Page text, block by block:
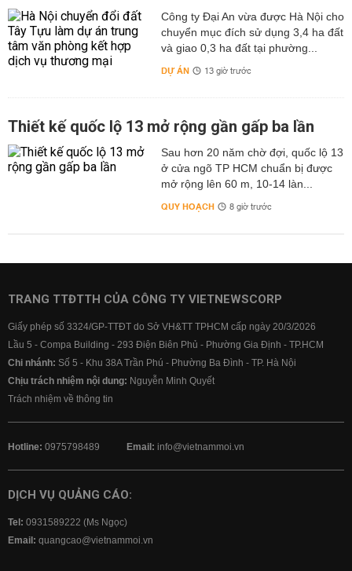
Công ty Đại An vừa được Hà Nội cho
chuyển mục đích sử dụng 3,4 ha đất
và giao 0,3 ha đất tại phường...
DỰ ÁN 13 giờ trước
Thiết kế quốc lộ 13 mở rộng gần gấp ba lần
Sau hơn 20 năm chờ đợi, quốc lộ 13
ở cửa ngõ TP HCM chuẩn bị được
mở rộng lên 60 m, 10-14 làn...
QUY HOẠCH 8 giờ trước
TRANG TTĐTTH CỦA CÔNG TY VIETNEWSCORP
Giấy phép số 3324/GP-TTĐT do Sở VH&TT TPHCM cấp ngày 20/3/2026
Lầu 5 - Compa Building - 293 Điện Biên Phủ - Phường Gia Định - TP.HCM
Chi nhánh: Số 5 - Khu 38A Trần Phú - Phường Ba Đình - TP. Hà Nội
Chịu trách nhiệm nội dung: Nguyễn Minh Quyết
Trách nhiệm về thông tin
Hotline: 0975798489 Email: info@vietnammoi.vn
DỊCH VỤ QUẢNG CÁO:
Tel: 0931589222 (Ms Ngọc)
Email: quangcao@vietnammoi.vn